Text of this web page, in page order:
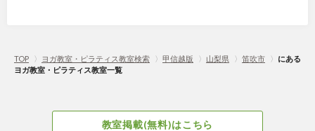
TOP 〉 ヨガ教室・ピラティス教室検索 〉 甲信越版 〉 山梨県 〉 笛吹市 〉 にある
ヨガ教室・ピラティス教室一覧
教室掲載(無料)はこちら